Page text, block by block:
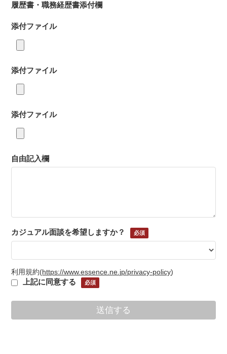
履歴書・職務経歴書添付欄
添付ファイル
添付ファイル
添付ファイル
自由記入欄
カジュアル面談を希望しますか？
利用規約(https://www.essence.ne.jp/privacy-policy)
上記に同意する